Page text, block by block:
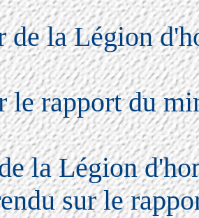
de la Légion
le rapport du
la Légion
sur le